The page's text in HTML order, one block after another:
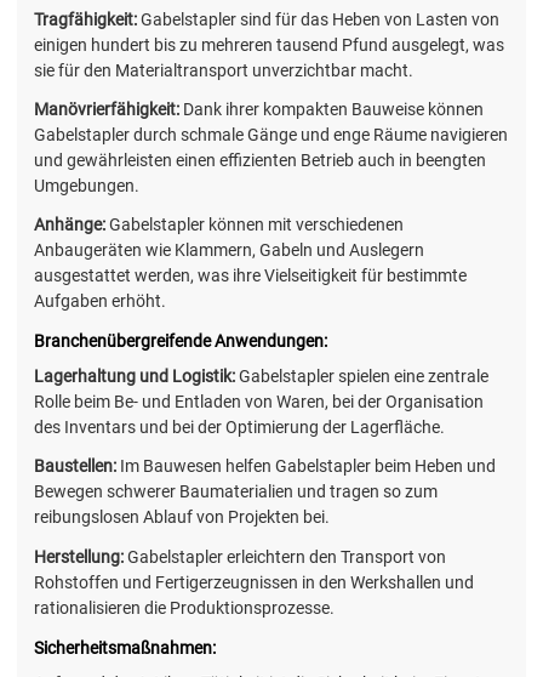
Tragfähigkeit:Gabelstapler sind für das Heben von Lasten von
einigen hundert bis zu mehreren tausend Pfund ausgelegt, was
sie für den Materialtransport unverzichtbar macht.
Manövrierfähigkeit: Dank ihrer kompakten Bauweise können
Gabelstapler durch schmale Gänge und enge Räume navigieren
und gewährleisten einen effizienten Betrieb auch in beengten
Umgebungen.
Anhänge:Gabelstapler können mit verschiedenen
Anbaugeräten wie Klammern, Gabeln und Auslegern
ausgestattet werden, was ihre Vielseitigkeit für bestimmte
Aufgaben erhöht.
Branchenübergreifende Anwendungen:
Lagerhaltung und Logistik:Gabelstapler spielen eine zentrale
Rolle beim Be- und Entladen von Waren, bei der Organisation
des Inventars und bei der Optimierung der Lagerfläche.
Baustellen: Im Bauwesen helfen Gabelstapler beim Heben und
Bewegen schwerer Baumaterialien und tragen so zum
reibungslosen Ablauf von Projekten bei.
Herstellung:Gabelstapler erleichtern den Transport von
Rohstoffen und Fertigerzeugnissen in den Werkshallen und
rationalisieren die Produktionsprozesse.
Sicherheitsmaßnahmen: